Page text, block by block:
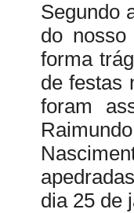
Segundo
do
forma
de festas
foram
dia 25 de